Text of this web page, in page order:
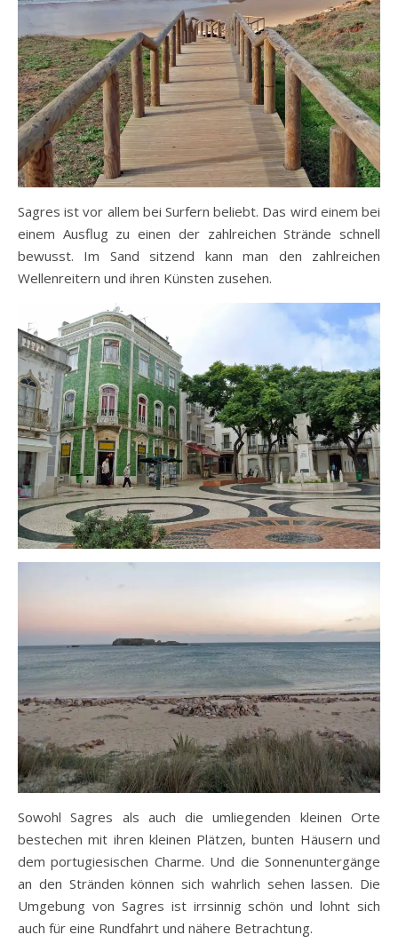
Sagres ist vor allem bei Surfern beliebt. Das wird einem bei
einem Ausflug zu einen der zahlreichen Strände schnell
bewusst. Im Sand sitzend kann man den zahlreichen
Wellenreitern und ihren Künsten zusehen.
Sowohl Sagres als auch die umliegenden kleinen Orte
bestechen mit ihren kleinen Plätzen, bunten Häusern und
dem portugiesischen Charme. Und die Sonnenuntergänge
an den Stränden können sich wahrlich sehen lassen. Die
Umgebung von Sagres ist irrsinnig schön und lohnt sich
auch für eine Rundfahrt und nähere Betrachtung.